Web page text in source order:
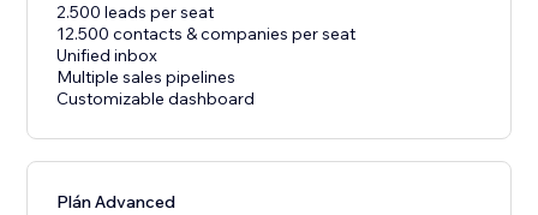
2.500 leads per seat
12.500 contacts & companies per seat
Unified inbox
Multiple sales pipelines
Customizable dashboard
Plán Advanced